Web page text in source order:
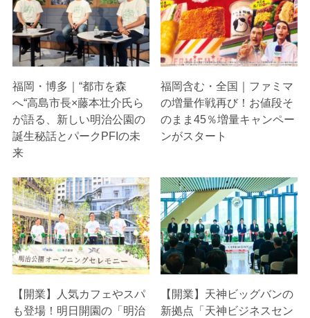
福岡・博多｜“都市を森
へ“高島市長×藤本壮介氏ら
が語る、新しい明治公園の
誕生秘話とパークPFIの未
来
福岡含む・全国｜ファミマ
の増量作戦再び！お値段そ
のまま45％増量キャンペー
ンがスタート
【開業】人気カフェやスパ
も登場！明日開園の「明治
【開業】天神ビッグバンの
新拠点「天神ビジネスセン